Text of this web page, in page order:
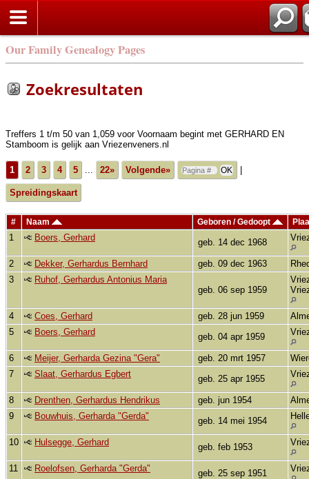
Our Family Genealogy Pages
Zoekresultaten
Treffers 1 t/m 50 van 1,059 voor Voornaam begint met GERHARD EN
Stamboom is gelijk aan Vriezenveners.nl
1 2 3 4 5 ... 22» Volgende»
Spreidingskaart
# Naam Geboren / Gedoopt
1 Boers, Gerhard geb. 14 dec 1968
2 Dekker, Gerhardus Bernhard geb. 09 dec 1963
3
Ruhof, Gerhardus Antonius Maria
geb. 06 sep 1959
4 Coes, Gerhard geb. 28 jun 1959
5
Boers, Gerhard geb. 04 apr 1959
6 Meijer, Gerharda Gezina "Gera" geb. 20 mrt 1957
7
Slaat, Gerhardus Egbert geb. 25 apr 1955
8 Drenthen, Gerhardus Hendrikus geb. jun 1954
9
Bouwhuis, Gerharda "Gerda" geb. 14 mei 1954
10 Hulsegge, Gerhard geb. feb 1953
11 Roelofsen, Gerharda "Gerda" geb. 25 sep 1951